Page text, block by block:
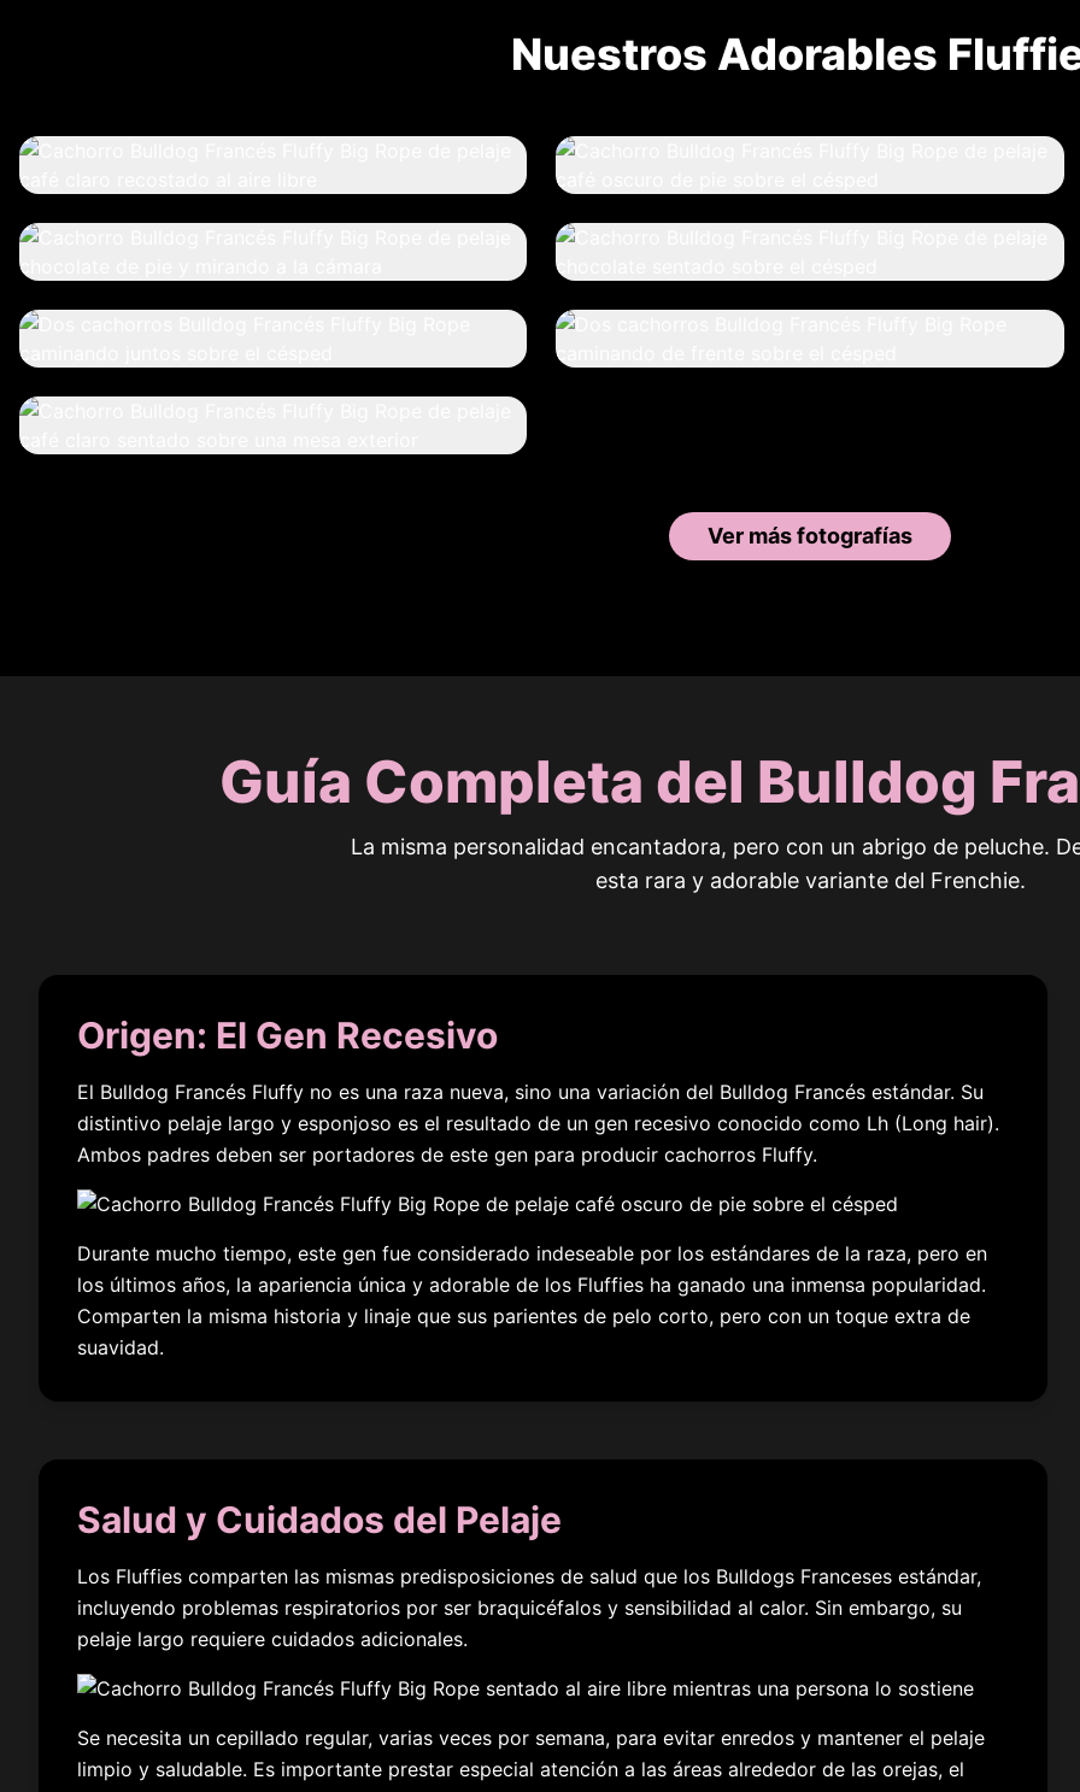
Nuestros Adorables
Ver más fotografías
Guía Completa del Bulldog
La misma personalidad encantadora, pero con un abrigo de peluche.
esta rara y adorable variante del Frenchie.
Origen: El Gen Recesivo
El Bulldog Francés Fluffy no es una raza nueva, sino una variación del Bulldog Francés estándar. Su
distintivo pelaje largo y esponjoso es el resultado de un gen recesivo conocido como Lh (Long hair).
Ambos padres deben ser portadores de este gen para producir cachorros Fluffy.
Durante mucho tiempo, este gen fue considerado indeseable por los estándares de la raza, pero en
los últimos años, la apariencia única y adorable de los Fluffies ha ganado una inmensa popularidad.
Comparten la misma historia y linaje que sus parientes de pelo corto, pero con un toque extra de
suavidad.
Salud y Cuidados del Pelaje
Los Fluffies comparten las mismas predisposiciones de salud que los Bulldogs Franceses estándar,
incluyendo problemas respiratorios por ser braquicéfalos y sensibilidad al calor. Sin embargo, su
pelaje largo requiere cuidados adicionales.
Se necesita un cepillado regular, varias veces por semana, para evitar enredos y mantener el pelaje
limpio y saludable. Es importante prestar especial atención a las áreas alrededor de las orejas, el